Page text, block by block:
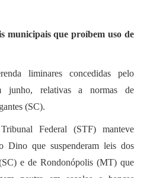
municipais que proíbem uso de
liminares concedidas pelo
junho, relativas a normas de
(SC).
Federal (STF) manteve
Dino que suspenderam leis dos
e de Rondonópolis (MT) que